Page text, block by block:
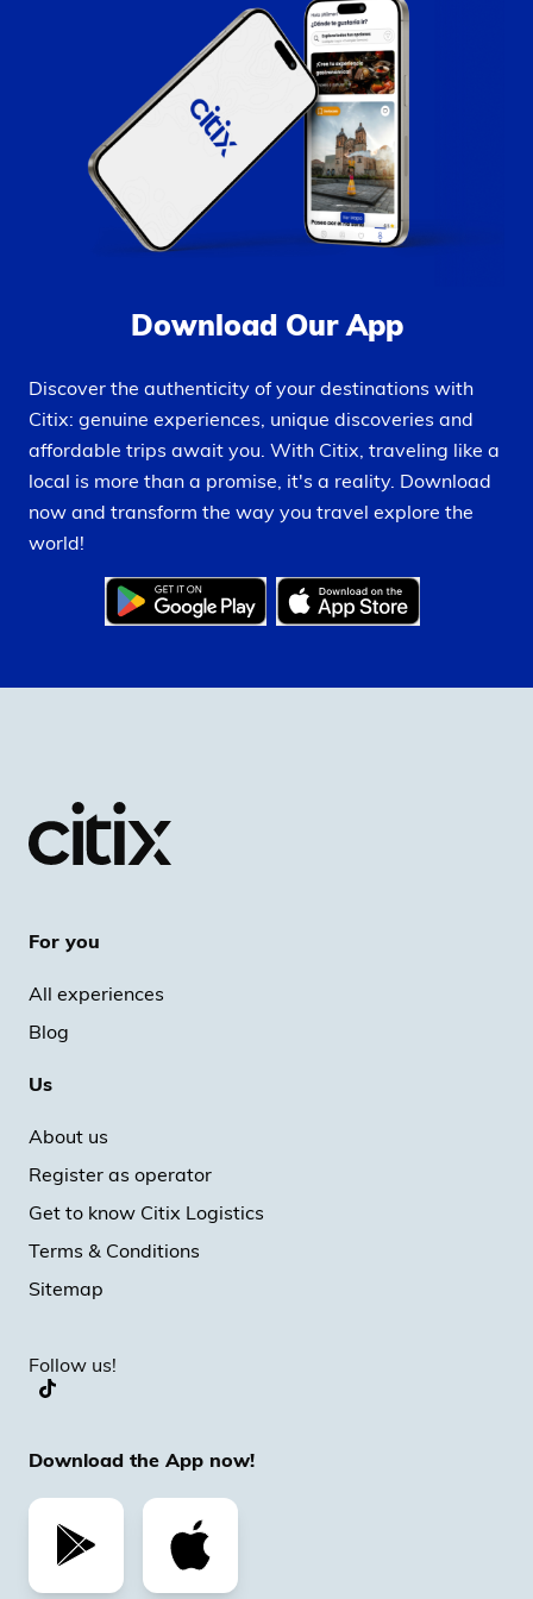
Download Our App
Discover the authenticity of your destinations with
Citix: genuine experiences, unique discoveries and
affordable trips await you. With Citix, traveling like a
local is more than a promise, it's a reality. Download
now and transform the way you travel explore the
world!
For you
All experiences
Blog
Us
About us
Register as operator
Get to know Citix Logistics
Terms & Conditions
Sitemap
Follow us!
Download the App now!